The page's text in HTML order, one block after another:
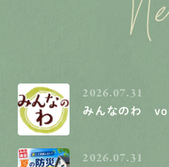
2026.07.31
みんなのわ
2026.07.31